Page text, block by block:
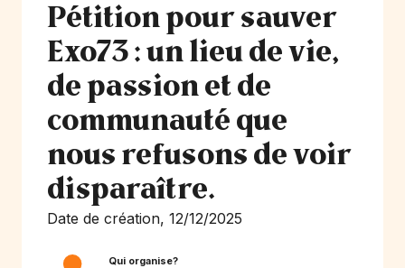
Pétition pour sauver
Exo73 : un lieu de vie,
de passion et de
communauté que
nous refusons de voir
disparaître.
Date de création, 12/12/2025
Qui organise?